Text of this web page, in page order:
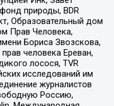
природы, BDR
Образовательный дом
Прав Человека,
Бориса Звозскова,
человека Ереван,
лосося, TVR
исследований им
журналистов
Россию,